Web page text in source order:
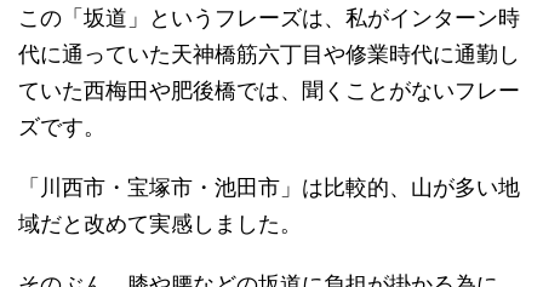
この「坂道」というフレーズは、私がインターン時
代に通っていた天神橋筋六丁目や修業時代に通勤し
ていた西梅田や肥後橋では、聞くことがないフレー
ズです。
「川西市・宝塚市・池田市」は比較的、山が多い地
域だと改めて実感しました。